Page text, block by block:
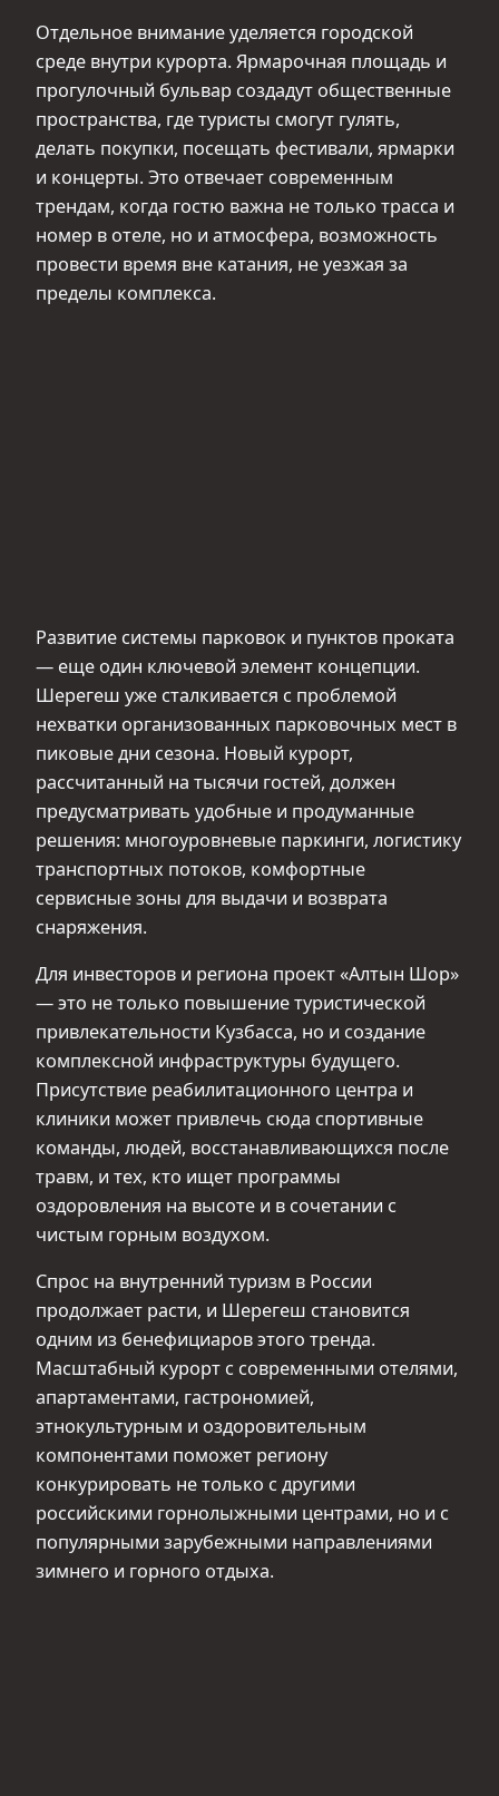
Отдельное внимание уделяется городской
среде внутри курорта. Ярмарочная площадь и
прогулочный бульвар создадут общественные
пространства, где туристы смогут гулять,
делать покупки, посещать фестивали, ярмарки
и концерты. Это отвечает современным
трендам, когда гостю важна не только трасса и
номер в отеле, но и атмосфера, возможность
провести время вне катания, не уезжая за
пределы комплекса.
Развитие системы парковок и пунктов проката
— еще один ключевой элемент концепции.
Шерегеш уже сталкивается с проблемой
нехватки организованных парковочных мест в
пиковые дни сезона. Новый курорт,
рассчитанный на тысячи гостей, должен
предусматривать удобные и продуманные
решения: многоуровневые паркинги, логистику
транспортных потоков, комфортные
сервисные зоны для выдачи и возврата
снаряжения.
Для инвесторов и региона проект «Алтын Шор»
— это не только повышение туристической
привлекательности Кузбасса, но и создание
комплексной инфраструктуры будущего.
Присутствие реабилитационного центра и
клиники может привлечь сюда спортивные
команды, людей, восстанавливающихся после
травм, и тех, кто ищет программы
оздоровления на высоте и в сочетании с
чистым горным воздухом.
Спрос на внутренний туризм в России
продолжает расти, и Шерегеш становится
одним из бенефициаров этого тренда.
Масштабный курорт с современными отелями,
апартаментами, гастрономией,
этнокультурным и оздоровительным
компонентами поможет региону
конкурировать не только с другими
российскими горнолыжными центрами, но и с
популярными зарубежными направлениями
зимнего и горного отдыха.